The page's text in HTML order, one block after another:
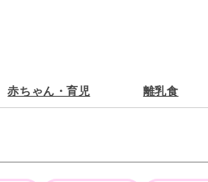
赤ちゃん・育児 離乳食